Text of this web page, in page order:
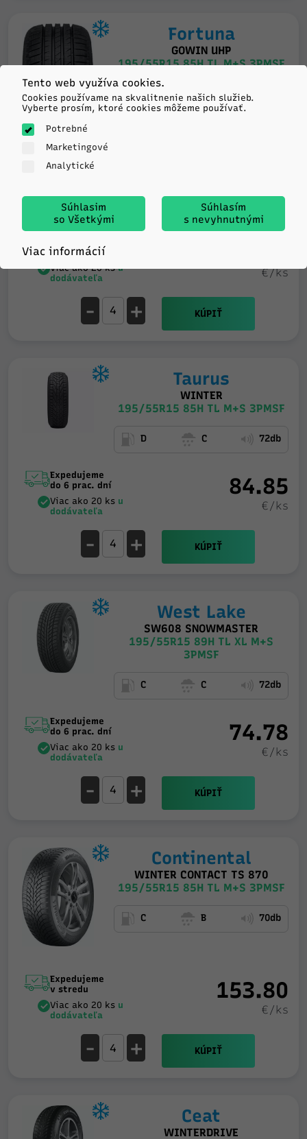
Fortuna
GOWIN UHP
195/55R15 85H TL M+S 3PMSF
D D
do 6 prac. dní
Viac ako 20 ksu
dodávateľa
€/ks
- + KÚPIŤ
Taurus
WINTER
195/55R15 85H TL M+S 3PMSF
D C 72db
Expedujeme
do 6 prac. dní
Viac ako 20 ks u
dodávateľa
84.85
€/ks
- + KÚPIŤ
West Lake
SW608 SNOWMASTER
195/55R15 89H TL XL M+S
3PMSF
C C 72db
Expedujeme
do 6 prac. dní
Viac ako 20 ks u
dodávateľa
74.78
€/ks
- + KÚPIŤ
Continental
WINTER CONTACT TS 870
195/55R15 85H TL M+S 3PMSF
C B 70db
Expedujeme
v stredu
Viac ako 20 ks u
dodávateľa
153.80
€/ks
- + KÚPIŤ
Ceat
WINTERDRIVE
Tento web využíva cookies.
Cookies používame na skvalitnenie našich služieb.
Vyberte prosím, ktoré cookies môžeme používať.
Potrebné
Marketingové
Analytické
Súhlasim
so Všetkými
Súhlasím
s nevyhnutnými
Viac informácií